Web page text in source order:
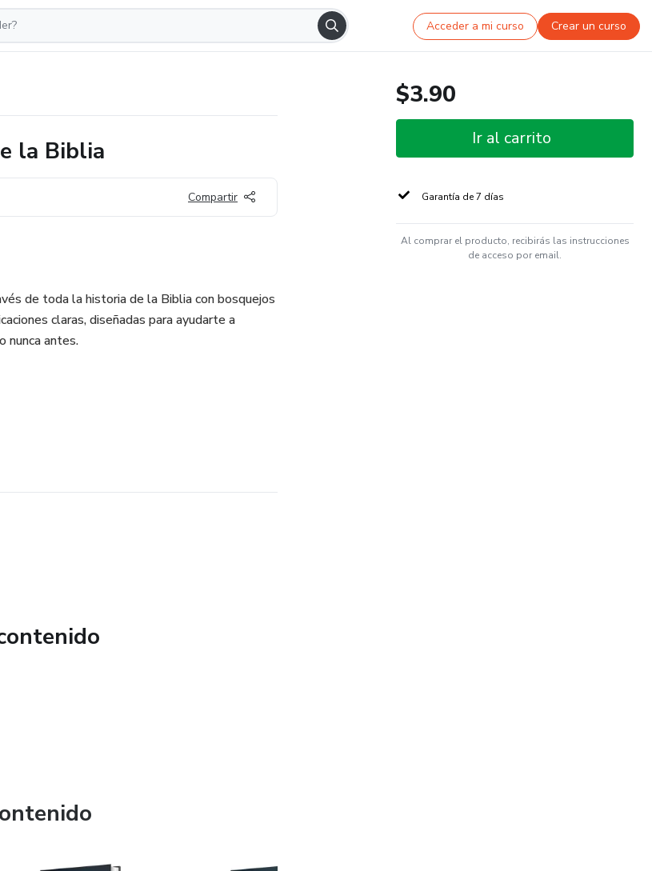
Acceder a mi curso Crear un curso
la Biblia
Compartir
de toda la historia de la Biblia con bosquejos
claras, diseñadas para ayudarte a
nunca antes.
$3.90
Ir al carrito
Garantía de 7 días
Al comprar el producto, recibirás las instrucciones
de acceso por email.